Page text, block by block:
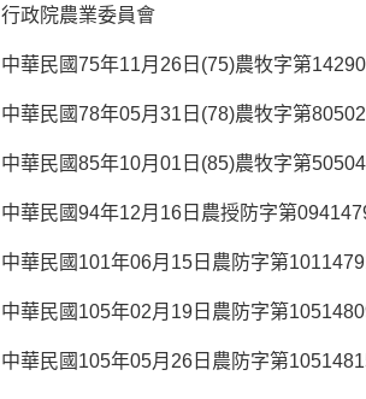
行政院農業委員會
中華民國75年11月26日(75)農牧字第
中華民國78年05月31日(78)農牧字第
中華民國85年10月01日(85)農牧字第
中華民國94年12月16日農授防字第
中華民國101年06月15日農防字第
中華民國105年02月19日農防字第
中華民國105年05月26日農防字第